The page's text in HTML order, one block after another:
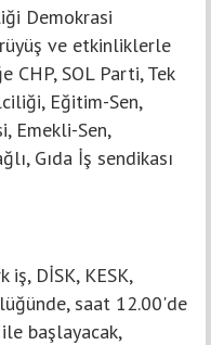
Demokrasi
ve etkinliklerle
CHP, SOL Parti, Tek
Eğitim-Sen,
Emekli-Sen,
Gıda İş sendikası
DİSK, KESK,
saat 12.00'de
başlayacak,